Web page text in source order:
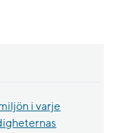
i varje